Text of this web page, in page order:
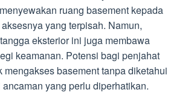
ruang basement kepada
yang terpisah. Namun,
eksterior ini juga membawa
keamanan. Potensi bagi penjahat
mengakses basement tanpa diketahui
yang perlu diperhatikan.